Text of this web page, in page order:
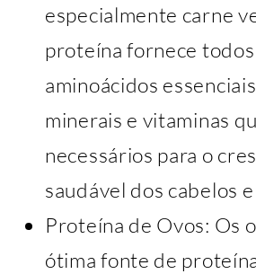
especialmente carne
proteína fornece todos
aminoácidos
minerais e vitaminas
necessários para o
saudável dos cabelos
Proteína de Ovos: Os
ótima fonte de